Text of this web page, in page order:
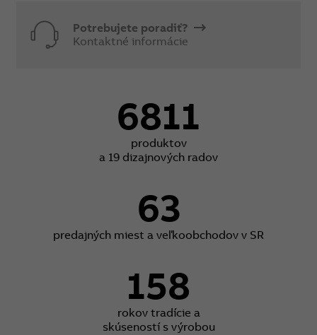
Potrebujete poradiť?
Kontaktné informácie
6811
produktov
a 19 dizajnových radov
63
predajných miest a veľkoobchodov v SR
158
rokov tradície a
skúseností s výrobou